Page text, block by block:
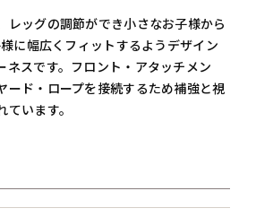
レッグの調節ができ小さなお子様から
に幅広くフィットするようデザイン
ネスです。フロント・アタッチメン
ード・ロープを接続するため補強と視
います。